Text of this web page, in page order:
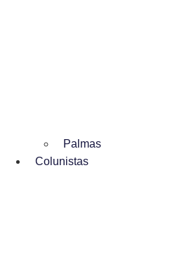
Palmas
Colunistas